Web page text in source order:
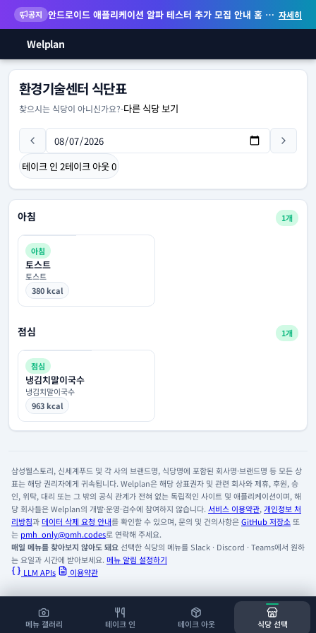
공지 안드로이드 애플리케이션 알파 테스터 추가 모집 안내 홈 화면 위젯 등 지원 자세히
Welplan
메뉴 갤러리 테이크 인 테이크 아웃 식당 선택
환경기술센터 식단표
찾으시는 식당이 아니신가요?-다른 식당 보기
테이크 인 2테이크 아웃0
아침 1개
아침
토스트
토스트
380 kcal
점심 1개
점심
냉김치말이국수
냉김치말이국수
963 kcal
삼성웰스토리, 신세계푸드 및 각 사의 브랜드명, 식당명에 포함된 회사명·브랜드명 등 모든 상
표는 해당 권리자에게 귀속됩니다. Welplan은 해당 상표권자 및 관련 회사와 제휴, 후원, 승
인, 위탁, 대리 또는 그 밖의 공식 관계가 전혀 없는 독립적인 사이트 및 애플리케이션이며, 해
당 회사들은 Welplan의 개발·운영·검수에 참여하지 않습니다. 서비스 이용약관, 개인정보 처
리방침과데이터 삭제 요청 안내를 확인할 수 있으며, 문의 및 건의사항은GitHub 저장소 또
는 pmh_only@pmh.codes로 연락해 주세요.
매일 메뉴를 찾아보지 않아도 돼요선택한 식당의 메뉴를 Slack · Discord · Teams에서 원하
는 요일과 시간에 받아보세요. 메뉴 알림 설정하기
LLM APIs
이용약관